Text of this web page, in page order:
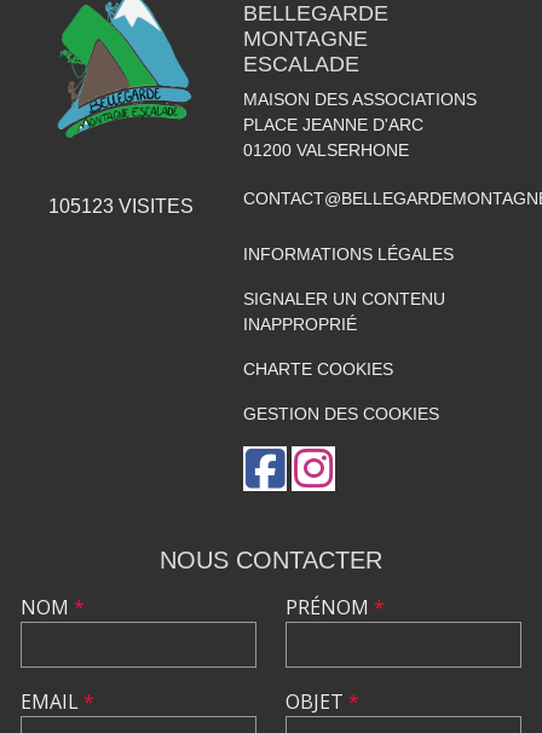
105123 VISITES
BELLEGARDE
MONTAGNE
ESCALADE
MAISON DES ASSOCIATIONS
PLACE JEANNE D'ARC
01200 VALSERHONE
INFORMATIONS LÉGALES
SIGNALER UN CONTENU
INAPPROPRIÉ
CHARTE COOKIES
GESTION DES COOKIES
NOUS CONTACTER
NOM *
EMAIL*
PRÉNOM *
OBJET *